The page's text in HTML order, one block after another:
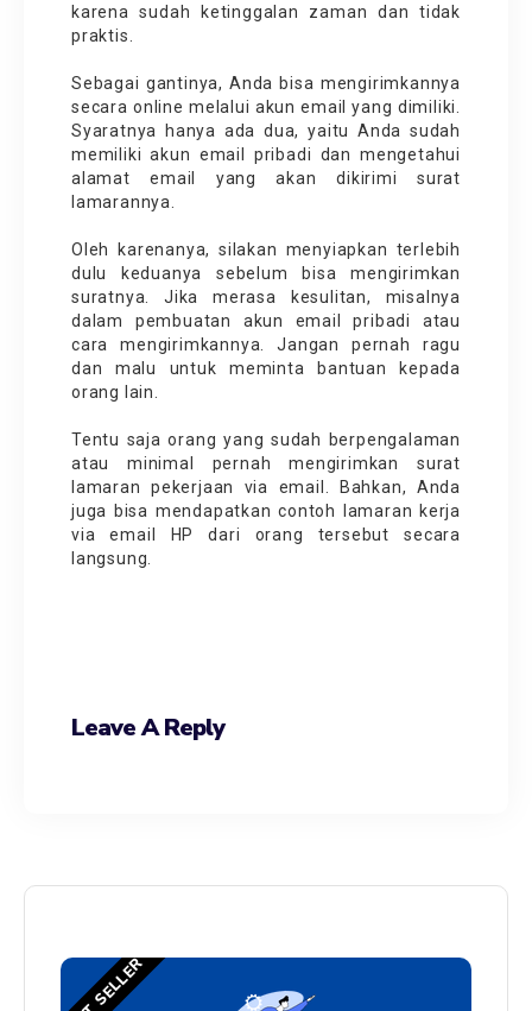
karena sudah ketinggalan zaman dan tidak
praktis.
Sebagai gantinya, Anda bisa mengirimkannya
secara online melalui akun email yang dimiliki.
Syaratnya hanya ada dua, yaitu Anda sudah
memiliki akun email pribadi dan mengetahui
alamat email yang akan dikirimi surat
lamarannya.
Oleh karenanya, silakan menyiapkan terlebih
dulu keduanya sebelum bisa mengirimkan
suratnya. Jika merasa kesulitan, misalnya
dalam pembuatan akun email pribadi atau
cara mengirimkannya. Jangan pernah ragu
dan malu untuk meminta bantuan kepada
orang lain.
Tentu saja orang yang sudah berpengalaman
atau minimal pernah mengirimkan surat
lamaran pekerjaan via email. Bahkan, Anda
juga bisa mendapatkan contoh lamaran kerja
via email HP dari orang tersebut secara
langsung.
Leave A Reply